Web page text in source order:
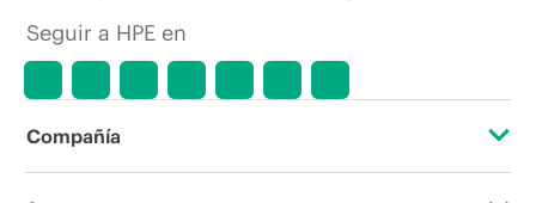
hacer ajustes de precios en cualquier
condiciones del mercado,
promociones de fin de la vida útil y
Seguir a HPE en
Compañía
Acerca de HPE